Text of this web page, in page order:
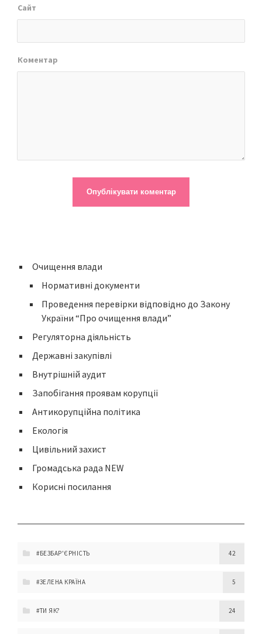
Сайт
Коментар
Очищення влади
Нормативні документи
Проведення перевірки відповідно до Закону
України “Про очищення влади”
Регуляторна діяльність
Державні закупівлі
Внутрішній аудит
Запобігання проявам корупції
Антикорупційна політика
Екологія
Цивільний захист
Громадська рада NEW
Корисні посилання
#БЕЗБАР'ЄРНІСТЬ 42
#ЗЕЛЕНА КРАЇНА 5
#ТИ ЯК? 24